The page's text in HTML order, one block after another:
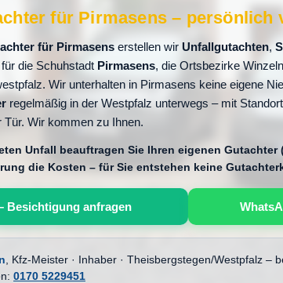
für Pirmasens – persönlich
für Pirmasens erstellen wir Unfallgutachten,
die Schuhstadt Pirmasens, die Ortsbezirke
Wir unterhalten in Pirmasens keine eigene
regelmäßig in der Westpfalz unterwegs – mit
Wir kommen zu Ihnen.
Unfall beauftragen Sie Ihren eigenen
die Kosten – für Sie entstehen keine
Besichtigung anfragen
, Kfz-Meister · Inhaber · Theisbergstegen/Westpfalz –
0170 5229451